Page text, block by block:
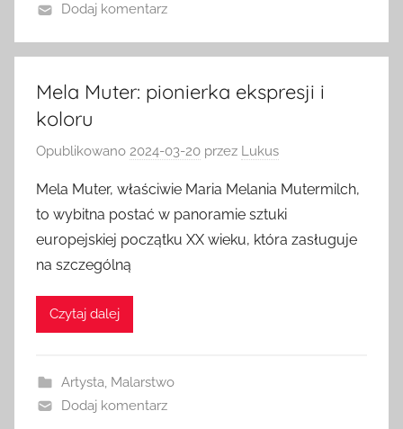
Dodaj komentarz
Mela Muter: pionierka ekspresji i
koloru
Opublikowano 2024-03-20 przez Lukus
Mela Muter, właściwie Maria Melania Mutermilch,
to wybitna postać w panoramie sztuki
europejskiej początku XX wieku, która zasługuje
na szczególną
Czytaj dalej
Artysta, Malarstwo
Dodaj komentarz